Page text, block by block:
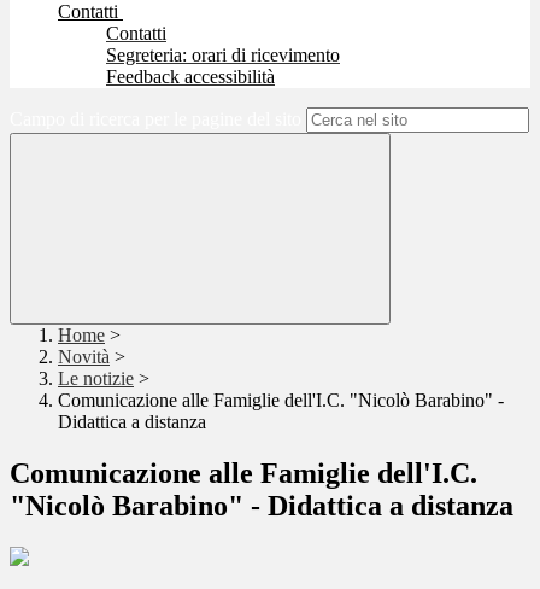
Contatti
Contatti
Segreteria: orari di ricevimento
Feedback accessibilità
Home >
Novità >
Le notizie >
Comunicazione alle Famiglie dell'I.C. "Nicolò Barabino" -
Didattica a distanza
Comunicazione alle Famiglie dell'I.C.
"Nicolò Barabino" - Didattica a distanza